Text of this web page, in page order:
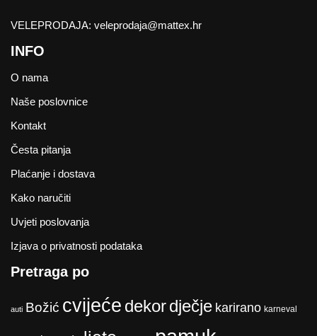
VELEPRODAJA: veleprodaja@mattex.hr
INFO
O nama
Naše poslovnice
Kontakt
Česta pitanja
Plaćanje i dostava
Kako naručiti
Uvjeti poslovanja
Izjava o privatnosti podataka
Pretraga po
auti Božić cvijeće dekordječje karirano karneval